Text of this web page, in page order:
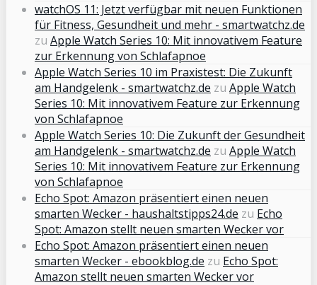
watchOS 11: Jetzt verfügbar mit neuen Funktionen
für Fitness, Gesundheit und mehr - smartwatchz.de
zu Apple Watch Series 10: Mit innovativem Feature
zur Erkennung von Schlafapnoe
Apple Watch Series 10 im Praxistest: Die Zukunft
am Handgelenk - smartwatchz.de zu Apple Watch
Series 10: Mit innovativem Feature zur Erkennung
von Schlafapnoe
Apple Watch Series 10: Die Zukunft der Gesundheit
am Handgelenk - smartwatchz.de zu Apple Watch
Series 10: Mit innovativem Feature zur Erkennung
von Schlafapnoe
Echo Spot: Amazon präsentiert einen neuen
smarten Wecker - haushaltstipps24.de zu Echo
Spot: Amazon stellt neuen smarten Wecker vor
Echo Spot: Amazon präsentiert einen neuen
smarten Wecker - ebookblog.de zu Echo Spot:
Amazon stellt neuen smarten Wecker vor